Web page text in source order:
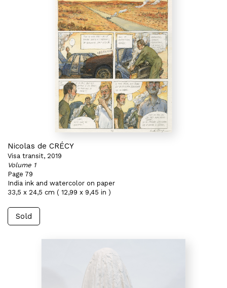
Nicolas de CRÉCY
Visa transit, 2019
Volume 1
Page 79
India ink and watercolor on paper
33,5 x 24,5 cm ( 12,99 x 9,45 in )
Sold